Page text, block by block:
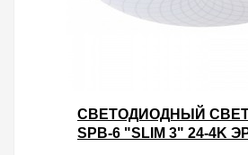
CВЕТОДИОДНЫЙ
SPB-6 "SLIM 3" 24-4K